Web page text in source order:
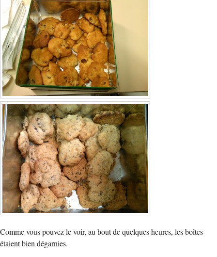
Comme vous pouvez le voir, au bout de quelques heures, les boîtes
étaient bien dégarnies.